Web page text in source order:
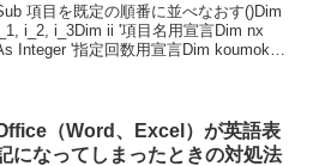
項目を既定の順番に並べなおす()Dim
i_2, i_3Dim ii '項目名用宣言Dim nx
Integer '指定回数用宣言Dim koumoku
（Word、Excel）が英語表
になってしまったときの対処法